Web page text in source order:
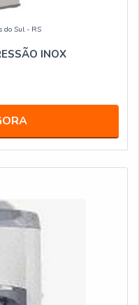
do Sul - RS
INOX